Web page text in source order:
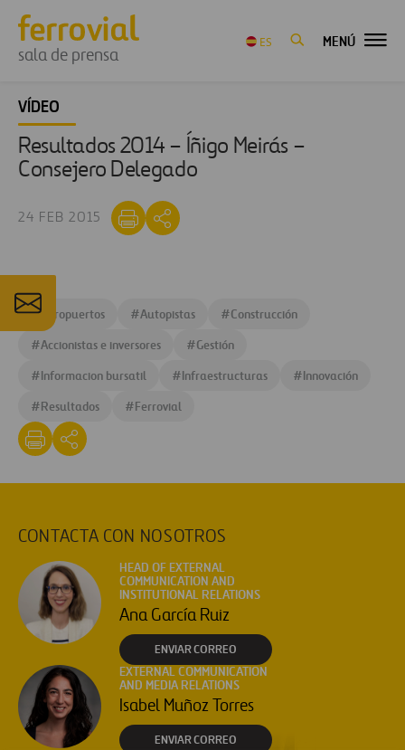
sala de prensa
ES MENÚ
VÍDEO
Resultados 2014 – Íñigo Meirás –
Consejero Delegado
24 FEB 2015
#Aeropuertos #Autopistas #Construcción
#Accionistas e inversores #Gestión
#Informacion bursatil #Infraestructuras #Innovación
#Resultados #Ferrovial
CONTACTA CON NOSOTROS
HEAD OF EXTERNAL
COMMUNICATION AND
INSTITUTIONAL RELATIONS
Ana García Ruiz
ENVIAR CORREO
EXTERNAL COMMUNICATION
AND MEDIA RELATIONS
Isabel Muñoz Torres
ENVIAR CORREO